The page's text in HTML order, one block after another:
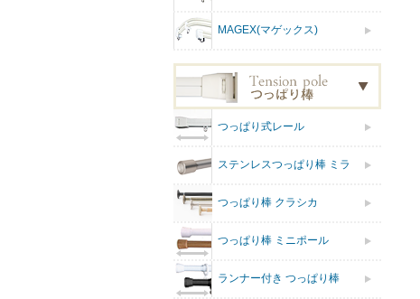
MAGEX(マゲックス)
つっぱり式レール
ステンレスつっぱり棒 ミラ
つっぱり棒 クラシカ
つっぱり棒 ミニポール
ランナー付き つっぱり棒